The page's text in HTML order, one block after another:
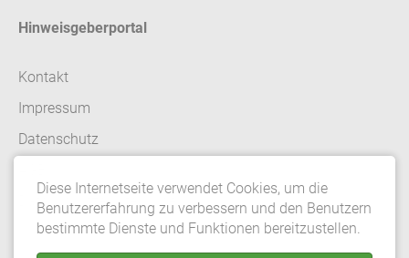
Hinweisgeberportal
Kontakt
Impressum
Datenschutz
Datenschutzeinstellungen
Diese Internetseite verwendet Cookies, um die
Benutzererfahrung zu verbessern und den Benutzern
bestimmte Dienste und Funktionen bereitzustellen.